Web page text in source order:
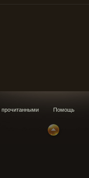
Помощь